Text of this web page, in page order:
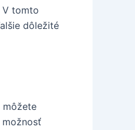
V tomto
dôležité
môžete
možnosť